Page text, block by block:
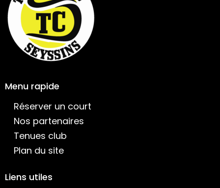
Menu rapide
Réserver un court
Nos partenaires
Tenues club
Plan du site
Liens utiles